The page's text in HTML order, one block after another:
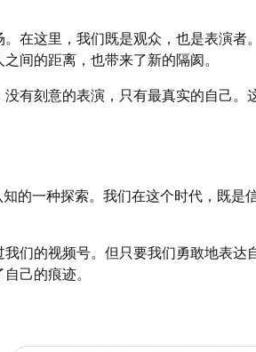
在这里，我们既是观众，也是表演者
间的距离，也带来了新的隔阂。
有刻意的表演，只有最真实的自己。
的一种探索。我们在这个时代，既是
们的视频号。但只要我们勇敢地表达
己的痕迹。